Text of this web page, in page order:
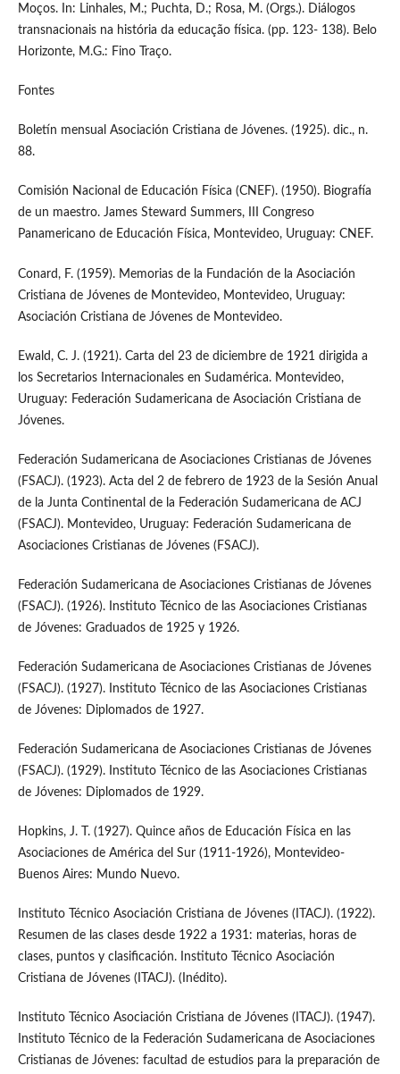
Moços. In: Linhales, M.; Puchta, D.; Rosa, M. (Orgs.). Diálogos
transnacionais na história da educação física. (pp. 123- 138). Belo
Horizonte, M.G.: Fino Traço.
Fontes
Boletín mensual Asociación Cristiana de Jóvenes. (1925). dic., n.
88.
Comisión Nacional de Educación Física (CNEF). (1950). Biografía
de un maestro. James Steward Summers, III Congreso
Panamericano de Educación Física, Montevideo, Uruguay: CNEF.
Conard, F. (1959). Memorias de la Fundación de la Asociación
Cristiana de Jóvenes de Montevideo, Montevideo, Uruguay:
Asociación Cristiana de Jóvenes de Montevideo.
Ewald, C. J. (1921). Carta del 23 de diciembre de 1921 dirigida a
los Secretarios Internacionales en Sudamérica. Montevideo,
Uruguay: Federación Sudamericana de Asociación Cristiana de
Jóvenes.
Federación Sudamericana de Asociaciones Cristianas de Jóvenes
(FSACJ). (1923). Acta del 2 de febrero de 1923 de la Sesión Anual
de la Junta Continental de la Federación Sudamericana de ACJ
(FSACJ). Montevideo, Uruguay: Federación Sudamericana de
Asociaciones Cristianas de Jóvenes (FSACJ).
Federación Sudamericana de Asociaciones Cristianas de Jóvenes
(FSACJ). (1926). Instituto Técnico de las Asociaciones Cristianas
de Jóvenes: Graduados de 1925 y 1926.
Federación Sudamericana de Asociaciones Cristianas de Jóvenes
(FSACJ). (1927). Instituto Técnico de las Asociaciones Cristianas
de Jóvenes: Diplomados de 1927.
Federación Sudamericana de Asociaciones Cristianas de Jóvenes
(FSACJ). (1929). Instituto Técnico de las Asociaciones Cristianas
de Jóvenes: Diplomados de 1929.
Hopkins, J. T. (1927). Quince años de Educación Física en las
Asociaciones de América del Sur (1911-1926), Montevideo-
Buenos Aires: Mundo Nuevo.
Instituto Técnico Asociación Cristiana de Jóvenes (ITACJ). (1922).
Resumen de las clases desde 1922 a 1931: materias, horas de
clases, puntos y clasificación. Instituto Técnico Asociación
Cristiana de Jóvenes (ITACJ). (Inédito).
Instituto Técnico Asociación Cristiana de Jóvenes (ITACJ). (1947).
Instituto Técnico de la Federación Sudamericana de Asociaciones
Cristianas de Jóvenes: facultad de estudios para la preparación de